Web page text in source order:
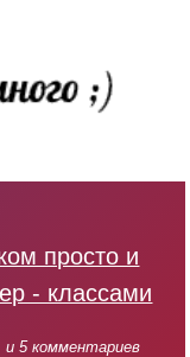
просто и
- классами
и 5 комментариев